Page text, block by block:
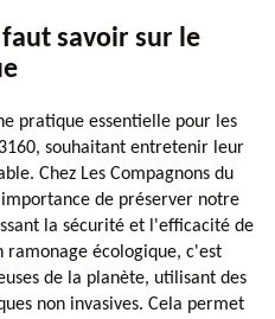
savoir sur le
pratique essentielle pour les
souhaitant entretenir leur
Chez Les Compagnons du
de préserver notre
la sécurité et l'efficacité de
ramonage écologique, c'est
de la planète, utilisant des
non invasives. Cela permet